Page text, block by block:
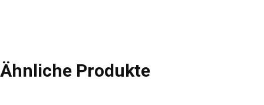
Ähnliche Produkte